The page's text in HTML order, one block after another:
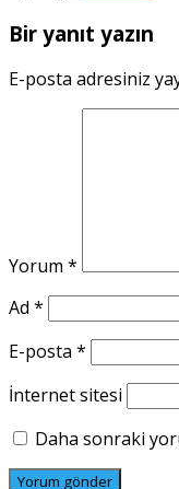
Bir yanıt yazın
E-posta adresiniz
Yorum *
Ad *
E-posta *
İnternet sitesi
Daha sonraki